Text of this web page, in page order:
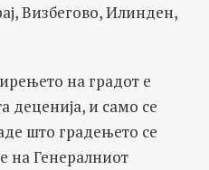
Визбегово, Илинден,
на градот е
деценија, и само се
што градењето се
на Генералниот